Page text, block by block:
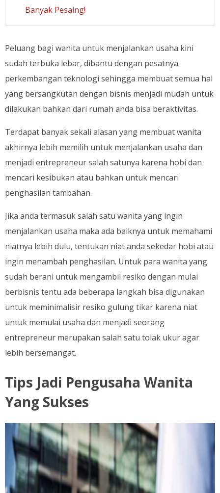
Banyak Pesaing!
Peluang bagi wanita untuk menjalankan usaha kini
sudah terbuka lebar, dibantu dengan pesatnya
perkembangan teknologi sehingga membuat semua hal
yang bersangkutan dengan bisnis menjadi mudah untuk
dilakukan bahkan dari rumah anda bisa beraktivitas.
Terdapat banyak sekali alasan yang membuat wanita
akhirnya lebih memilih untuk menjalankan usaha dan
menjadi entrepreneur salah satunya karena hobi dan
mencari kesibukan atau bahkan untuk mencari
penghasilan tambahan.
Jika anda termasuk salah satu wanita yang ingin
menjalankan usaha maka ada baiknya untuk memahami
niatnya lebih dulu, tentukan niat anda sekedar hobi atau
ingin menambah penghasilan. Untuk para wanita yang
sudah berani untuk mengambil resiko dengan mulai
berbisnis tentu ada beberapa langkah bisa digunakan
untuk meminimalisir resiko gulung tikar karena niat
untuk memulai usaha dan menjadi seorang
entrepreneur merupakan salah satu tolak ukur agar
lebih bersemangat.
Tips Jadi Pengusaha Wanita
Yang Sukses